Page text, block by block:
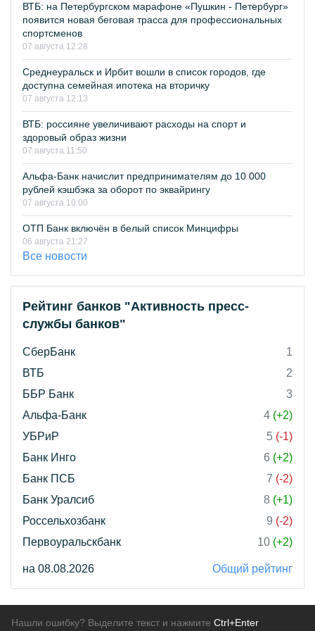
ВТБ: на Петербургском марафоне «Пушкин - Петербург»
появится новая беговая трасса для профессиональных
спортсменов
07 августа 12:28
Среднеуральск и Ирбит вошли в список городов, где
доступна семейная ипотека на вторичку
07 августа 12:13
ВТБ: россияне увеличивают расходы на спорт и
здоровый образ жизни
07 августа 11:50
Альфа-Банк начислит предпринимателям до 10 000
рублей кэшбэка за оборот по эквайрингу
07 августа 10:00
ОТП Банк включён в белый список Минцифры
06 августа 21:27
Все новости
Рейтинг банков "Активность пресс-
службы банков"
СберБанк
1
ВТБ
2
ББР Банк
3
Альфа-Банк
4 (+2)
УБРиР
5 (-1)
Банк Инго
6 (+2)
Банк ПСБ
7 (-2)
Банк Уралсиб
8 (+1)
Россельхозбанк
9 (-2)
Первоуральскбанк
10 (+2)
на 08.08.2026 Общий рейтинг
Нашли ошибку? Выделите текст и нажмите Ctrl+Enter